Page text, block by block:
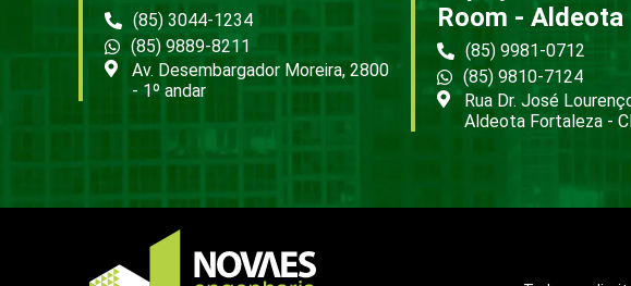
(85) 3044-1234
(85) 9889-8211
Av. Desembargador Moreira, 2800
- 1º andar
Room - Aldeota
(85) 9981-0712
(85) 9810-7124
Rua Dr. José
Aldeota Fortaleza -